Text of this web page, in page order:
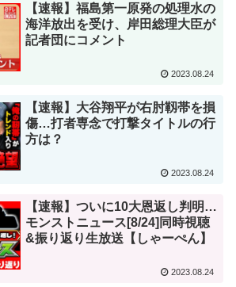
【速報】福島第一原発の処理水の
海洋放出を受け、岸田総理大臣が
記者団にコメント
2023.08.24
【速報】大谷翔平が右肘靱帯を損
傷…打者専念で打撃タイトルの行
方は？
2023.08.24
【速報】ついに10大恩返し判明…
モンストニュース[8/24]同時視聴
&振り返り生放送【しゃーぺん】
2023.08.24